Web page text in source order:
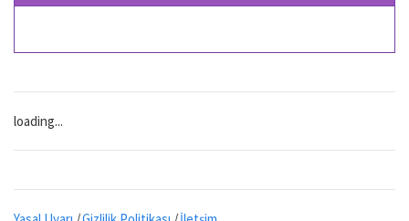
loading...